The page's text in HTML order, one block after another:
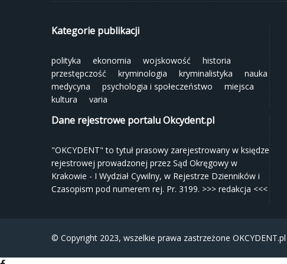
Kategorie publikacji
polityka ekonomia wojskowość
historia
przestępczość
kryminologia kryminalistyka
nauka
medycyna
psychologia i społeczeństwo
miejsca
kultura
varia
Dane rejestrowe portalu Okcydent.pl
"OKCYDENT" to tytuł prasowy zarejestrowany w księdze
rejestrowej prowadzonej przez Sąd Okręgowy w
Krakowie - I Wydział Cywilny, w Rejestrze Dzienników i
Czasopism pod numerem rej. Pr. 3199. >>> redakcja <<<
© Copyright 2023, wszelkie prawa zastrzeżone OKCYDENT.pl